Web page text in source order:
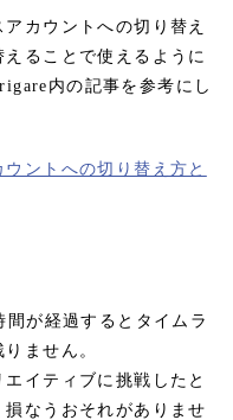
カウントへの切り替え
ることで使えるように
内の記事を参考にし
ントへの切り替え方と
が経過するとタイムラ
ません。
イティブに挑戦したと
なうおそれがありませ